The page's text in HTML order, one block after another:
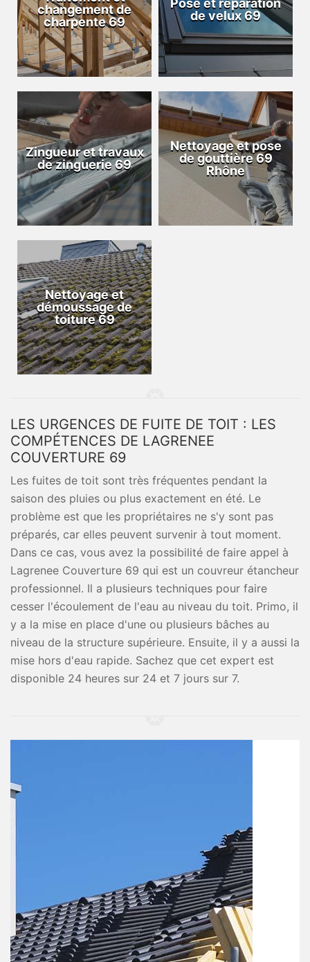
changement de
charpente 69
Pose et réparation
de velux 69
Zingueur et travaux
de zinguerie 69
Nettoyage et pose
de gouttière 69
Rhône
Nettoyage et
démoussage de
toiture 69
LES URGENCES DE FUITE DE TOIT : LES
COMPÉTENCES DE LAGRENEE
COUVERTURE 69
Les fuites de toit sont très fréquentes pendant la
saison des pluies ou plus exactement en été. Le
problème est que les propriétaires ne s'y sont pas
préparés, car elles peuvent survenir à tout moment.
Dans ce cas, vous avez la possibilité de faire appel à
Lagrenee Couverture 69 qui est un couvreur étancheur
professionnel. Il a plusieurs techniques pour faire
cesser l'écoulement de l'eau au niveau du toit. Primo, il
y a la mise en place d'une ou plusieurs bâches au
niveau de la structure supérieure. Ensuite, il y a aussi la
mise hors d'eau rapide. Sachez que cet expert est
disponible 24 heures sur 24 et 7 jours sur 7.